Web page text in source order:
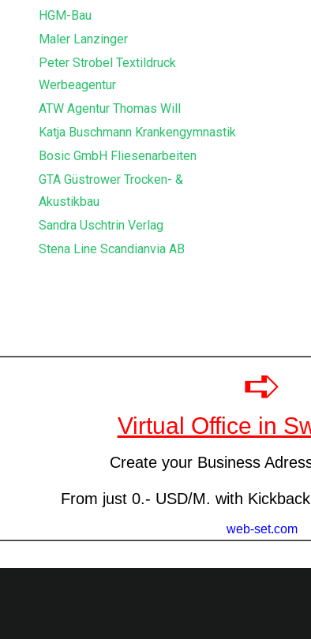
HGM-Bau
Maler Lanzinger
Peter Strobel Textildruck
Werbeagentur
ATW Agentur Thomas Will
Katja Buschmann Krankengymnastik
Bosic GmbH Fliesenarbeiten
GTA Güstrower Trocken- &
Akustikbau
Sandra Uschtrin Verlag
Stena Line Scandianvia AB